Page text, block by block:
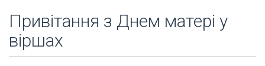
Привітання з Днем матері у
віршах